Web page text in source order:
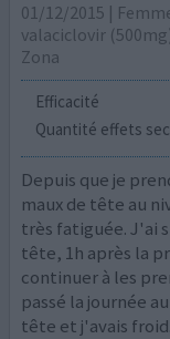
01/12/2015 |
valaciclovir
Zona
Efficacité
Quantité effets
Depuis que je
maux de tête au
très fatiguée. J'ai
tête, 1h après la
continuer à les
passé la journée
tête et j'avais